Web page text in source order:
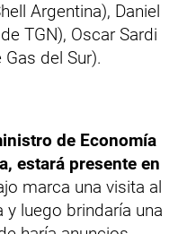
Argentina), Daniel
TGN), Oscar Sardi
del Sur).
de Economía
estará presente en
marca una visita al
luego brindaría una